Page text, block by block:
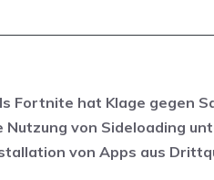
Fortnite hat Klage gegen
von Sideloading
von Apps aus